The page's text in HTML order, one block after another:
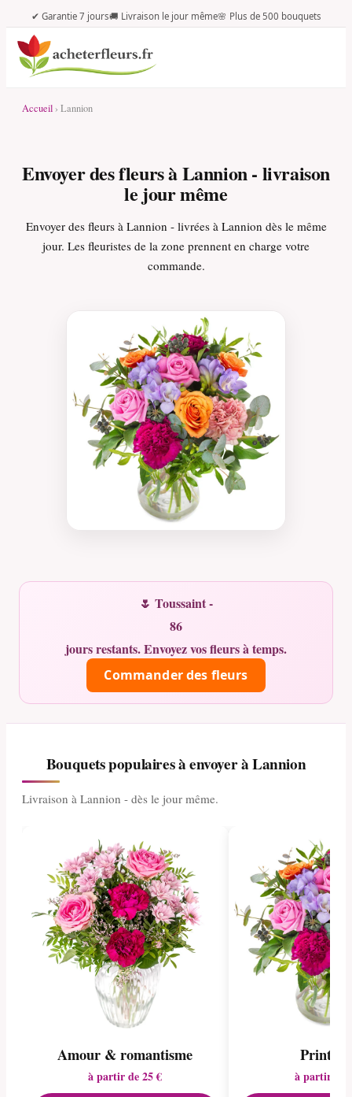
✔ Garantie 7 jours🚚 Livraison le jour même🌸 Plus de 500 bouquets
Accueil › Lannion
Envoyer des fleurs à Lannion - livraison
le jour même
Envoyer des fleurs à Lannion - livrées à Lannion dès le même
jour. Les fleuristes de la zone prennent en charge votre
commande.
🌷 Toussaint -
86
jours restants. Envoyez vos fleurs à temps.
Commander des fleurs
Bouquets populaires à envoyer à Lannion
Livraison à Lannion - dès le jour même.
Amour & romantisme
à partir de 25 € à partir de